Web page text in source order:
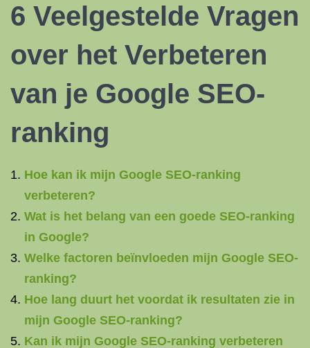
6 Veelgestelde Vragen
over het Verbeteren
van je Google SEO-
ranking
Hoe kan ik mijn Google SEO-ranking
verbeteren?
Wat is het belang van een goede SEO-ranking
in Google?
Welke factoren beïnvloeden mijn Google SEO-
ranking?
Hoe lang duurt het voordat ik resultaten zie in
mijn Google SEO-ranking?
Kan ik mijn Google SEO-ranking verbeteren